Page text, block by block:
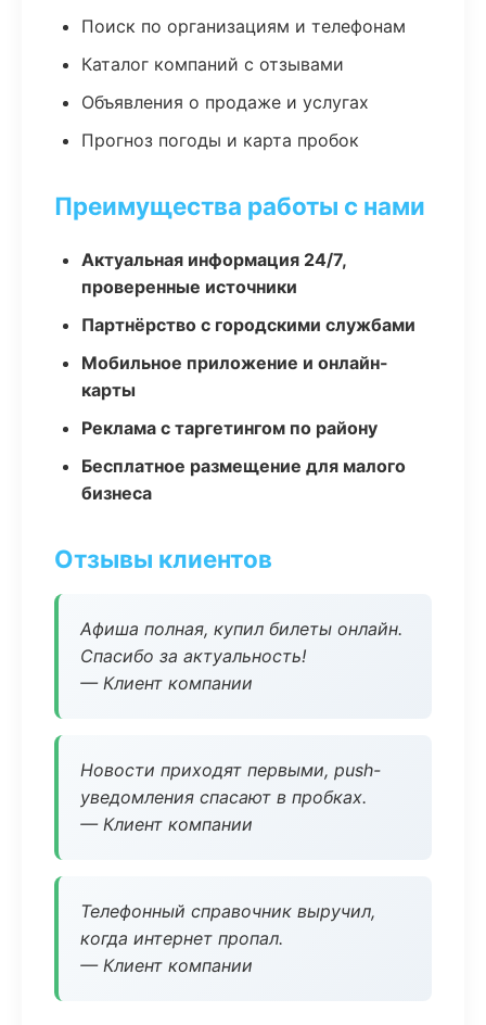
Поиск по организациям и телефонам
Каталог компаний с отзывами
Объявления о продаже и услугах
Прогноз погоды и карта пробок
Преимущества работы с нами
Актуальная информация 24/7,
проверенные источники
Партнёрство с городскими службами
Мобильное приложение и онлайн-
карты
Реклама с таргетингом по району
Бесплатное размещение для малого
бизнеса
Отзывы клиентов
Афиша полная, купил билеты онлайн.
Спасибо за актуальность!
— Клиент компании
Новости приходят первыми, push-
уведомления спасают в пробках.
— Клиент компании
Телефонный справочник выручил,
когда интернет пропал.
— Клиент компании